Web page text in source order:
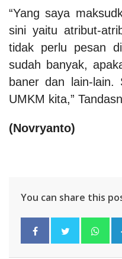
“Yang saya
sini yaitu atribut-
tidak perlu pesan
sudah banyak,
baner dan lain-lain.
UMKM kita,”
(Novryanto)
You can share this